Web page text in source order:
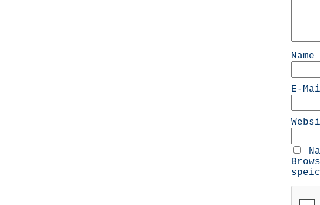
Name
E-